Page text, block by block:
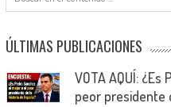
ÚLTIMAS PUBLICACIONES
VOTA AQUÍ:
peor presidente